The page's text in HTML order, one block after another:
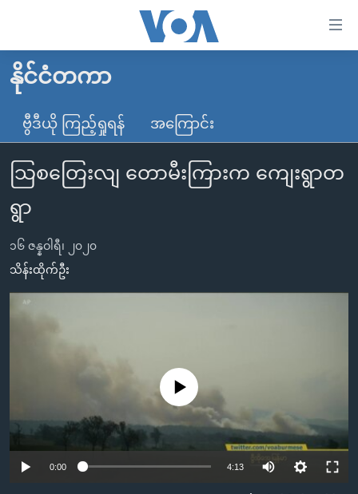
လွယ်ကူ
စေ
သည့်
Link
များ
ပင်မ
သို့
ကျော်
ကြည့်
ကျော်
ကြည့်
မူလစာမျက်နှာ
မြန်မာ
ကမ္ဘာ့သတင်းများ
နိုင်ငံတကာ
အစ္စရေး-ပါလက်စတိုင်း
ဗွီဒီယို
ရပ်ဝန်းတခု လမ်းတခု အလွန်
အင်္ဂလိပ်စာလေ့လာမယ်
ရေဒီယိုနှင့်ရုပ်သံ အချက်အလက်များ
ဗွီအိုအေ လူမှုကွန်ယက်များ
နိုင်ငံတကာ
ဗွီဒီယို ကြည့်ရှုရန် အကြောင်း
သြစတြေးလျ တောမီးကြားက ကျေးရွာတ
ရွာ
၁၆ ဇန္နဝါရီ၊ ၂၀၂၀
သိန်းထိုက်ဦး
No media source currently available
0:00 4:13